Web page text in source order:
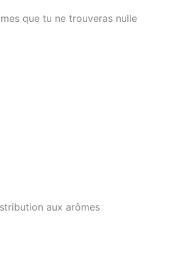
que tu ne trouveras nulle
aux arômes